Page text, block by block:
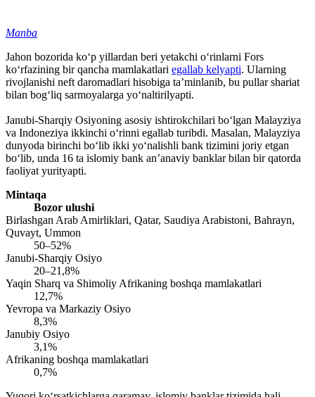
Manba
Jahon bozorida ko‘p yillardan beri yetakchi o‘rinlarni Fors
ko‘rfazining bir qancha mamlakatlari egallab kelyapti. Ularning
rivojlanishi neft daromadlari hisobiga ta’minlanib, bu pullar shariat
bilan bog‘liq sarmoyalarga yo‘naltirilyapti.
Janubi-Sharqiy Osiyoning asosiy ishtirokchilari bo‘lgan Malayziya
va Indoneziya ikkinchi o‘rinni egallab turibdi. Masalan, Malayziya
dunyoda birinchi bo‘lib ikki yo‘nalishli bank tizimini joriy etgan
bo‘lib, unda 16 ta islomiy bank an’anaviy banklar bilan bir qatorda
faoliyat yurityapti.
Mintaqa
Bozor ulushi
Birlashgan Arab Amirliklari, Qatar, Saudiya Arabistoni, Bahrayn,
Quvayt, Ummon
50–52%
Janubi-Sharqiy Osiyo
20–21,8%
Yaqin Sharq va Shimoliy Afrikaning boshqa mamlakatlari
12,7%
Yevropa va Markaziy Osiyo
8,3%
Janubiy Osiyo
3,1%
Afrikaning boshqa mamlakatlari
0,7%